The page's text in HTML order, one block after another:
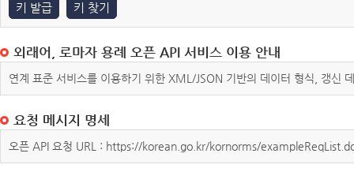
키 발급 키 찾기
외래어, 로마자 용례 오픈 API 서비스 이용 안내
연계 표준 서비스를 이용하기 위한 XML/JSON 기반의 데이터 형식, 갱신
요청 메시지 명세
오픈 API 요청 URL : https://korean.go.kr/kornorms/